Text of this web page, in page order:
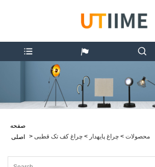
صفحه
اصلی
> محصولات > چراغ پایهدار > چراغ کف تک قطبی